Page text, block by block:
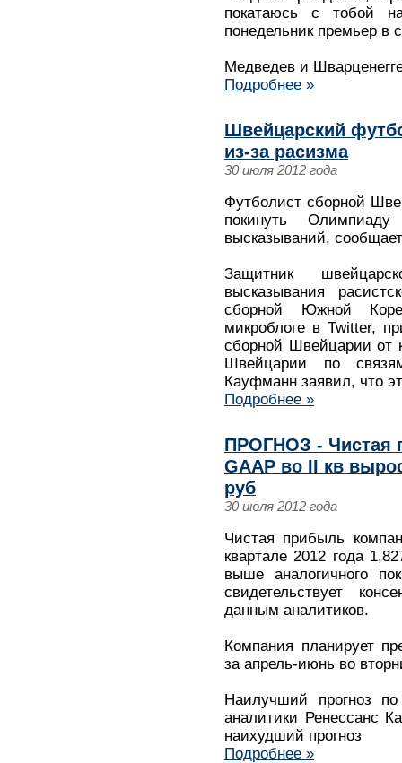
покатаюсь с тобой
понедельник премьер в
Медведев и
Подробнее »
Швейцарский
из-за расизма
30 июля 2012 года
Футболист сборной
покинуть
высказываний,
Защитник
высказывания
сборной Южной
микроблоге в Twitter,
сборной Швейцарии от
Швейцарии по
Кауфманн заявил, что
Подробнее »
ПРОГНОЗ - Чистая
GAAP во II кв
руб
30 июля 2012 года
Чистая прибыль
квартале 2012 года
выше аналогичного
свидетельствует
данным аналитиков.
Компания планирует
за апрель-июнь во
Наилучший прогноз
аналитики Ренессанс
наихудший прогноз
Подробнее »